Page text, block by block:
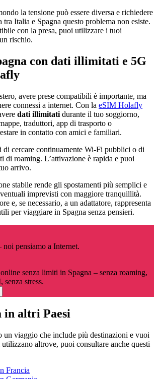
la tensione può essere diversa e richiedere
tra Italia e Spagna questo problema non esiste.
con la presa, puoi utilizzare i tuoi
rischio.
con dati illimitati e 5G
avere prese compatibili è importante, ma
connessi a internet. Con la eSIM Holafly
dati illimitati durante il tuo soggiorno,
traduttori, app di trasporto o
in contatto con amici e familiari.
di cercare continuamente Wi-Fi pubblici o di
di roaming. L’attivazione è rapida e puoi
arrivo.
stabile rende gli spostamenti più semplici e
imprevisti con maggiore tranquillità.
e, se necessario, a un adattatore, rappresenta
per viaggiare in Spagna senza pensieri.
noi pensiamo a Internet.
senza limiti in Spagna – senza roaming,
senza stress.
in altri Paesi
un viaggio che include più destinazioni e vuoi
utilizzano altrove, puoi consultare anche questi
Francia